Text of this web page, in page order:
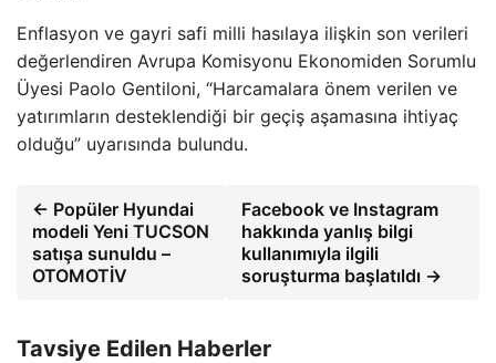
Enflasyon ve gayri safi milli hasılaya ilişkin son verileri
değerlendiren Avrupa Komisyonu Ekonomiden Sorumlu
Üyesi Paolo Gentiloni, “Harcamalara önem verilen ve
yatırımların desteklendiği bir geçiş aşamasına ihtiyaç
olduğu” uyarısında bulundu.
← Popüler Hyundai
modeli Yeni TUCSON
satışa sunuldu –
OTOMOTİV
Facebook ve Instagram
hakkında yanlış bilgi
kullanımıyla ilgili
soruşturma başlatıldı →
Tavsiye Edilen Haberler